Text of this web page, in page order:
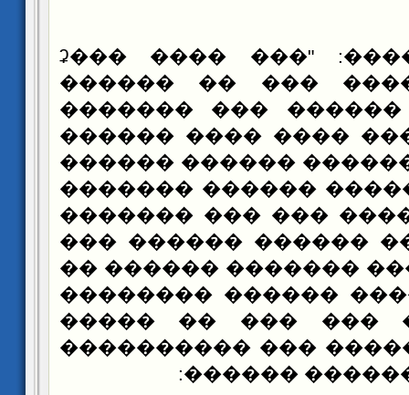
��� �������: "��� ���� ���ʡ
������ �� ���
������� ���
������ ���� ����
������ ������
������� ������
������� ��� ���
��� ������ ������
�� ������ �������
����ɡ �������� ������
���� �� �� ���
������� �������
����� ����